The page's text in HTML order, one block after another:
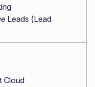
Leads (Lead
Cloud